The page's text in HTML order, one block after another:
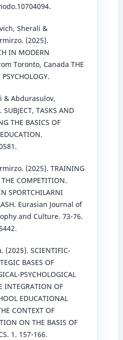
Sherali &
(2025).
IN MODERN
Toronto, Canada THE
& Abdurasulov,
TASKS AND
THE BASICS OF
(2025). TRAINING
THE COMPETITION.
SPORTCHILARNI
Eurasian Journal of
and Culture. 73-76.
SCIENTIFIC-
BASES OF
PSYCHOLOGICAL
INTEGRATION OF
EDUCATIONAL
CONTEXT OF
ON THE BASIS OF
1. 157-166.